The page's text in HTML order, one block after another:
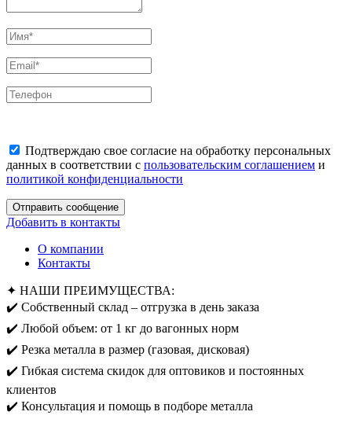
Подтверждаю свое согласие на обработку персональных
данных в соответствии с пользовательским соглашением и
политикой конфиденциальности
Отправить сообщение
Добавить в контакты
О компании
Контакты
✦ НАШИ ПРЕИМУЩЕСТВА:
✔️ Собственный склад – отгрузка в день заказа
✔️ Любой объем: от 1 кг до вагонных норм
✔️ Резка металла в размер (газовая, дисковая)
✔️ Гибкая система скидок для оптовиков и постоянных
клиентов
✔️ Консультация и помощь в подборе металла